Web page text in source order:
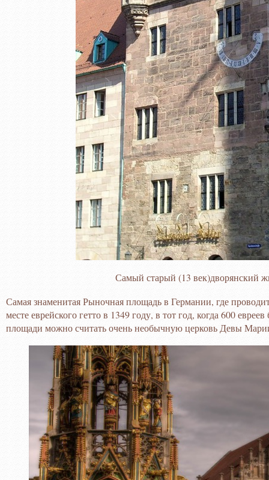
Самый старый (13 век)дворянский
Самая знаменитая Рыночная площадь в Германии, где
месте еврейского гетто в 1349 году, в тот год, когда 600
площади можно считать очень необычную церковь Девы